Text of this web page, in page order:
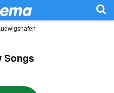
Songs